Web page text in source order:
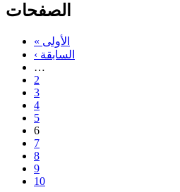
الصفحات
« الأولى
‹ السابقة
…
2
3
4
5
6
7
8
9
10